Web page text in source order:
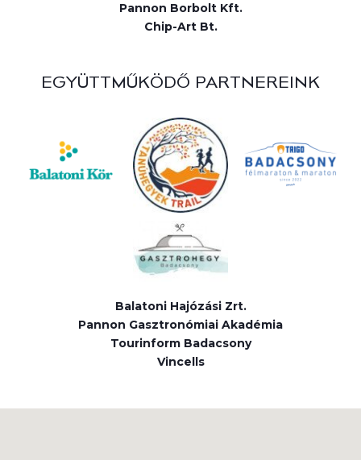
Pannon Borbolt Kft.
Chip-Art Bt.
EGYÜTTMŰKÖDŐ PARTNEREINK
Balatoni Hajózási Zrt.
Pannon Gasztronómiai Akadémia
Tourinform Badacsony
Vincells